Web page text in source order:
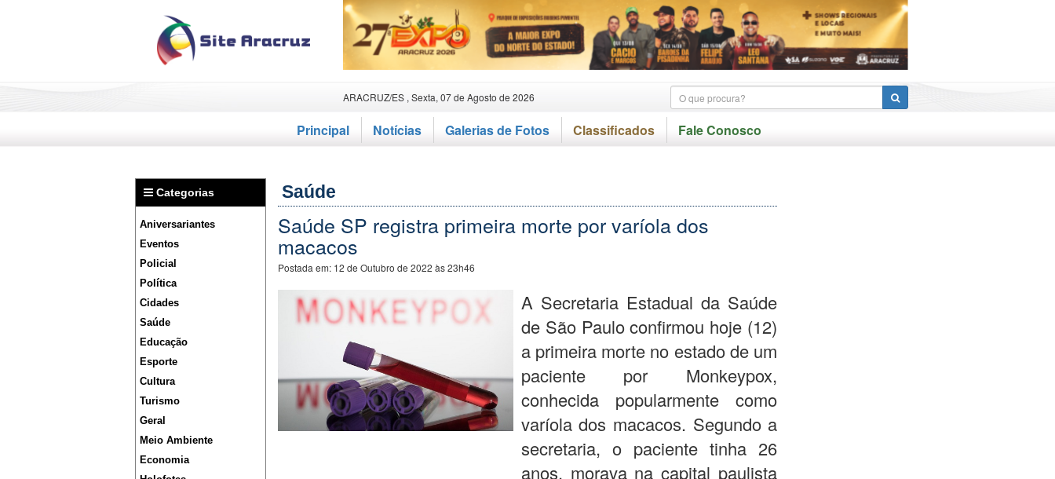
ARACRUZ/ES , Sexta, 07 de Agosto de 2026
Principal Notícias Galerias de Fotos Classificados Fale Conosco
Categorias
Aniversariantes
Eventos
Policial
Política
Cidades
Saúde
Educação
Esporte
Cultura
Turismo
Geral
Meio Ambiente
Economia
Saúde
Saúde SP registra primeira morte por varíola dos
macacos
Postada em: 12 de Outubro de 2022 às 23h46
A Secretaria Estadual da Saúde
de São Paulo confirmou hoje (12)
a primeira morte no estado de um
paciente por Monkeypox,
conhecida popularmente como
varíola dos macacos. Segundo a
secretaria, o paciente tinha 26
anos, morava na capital paulista